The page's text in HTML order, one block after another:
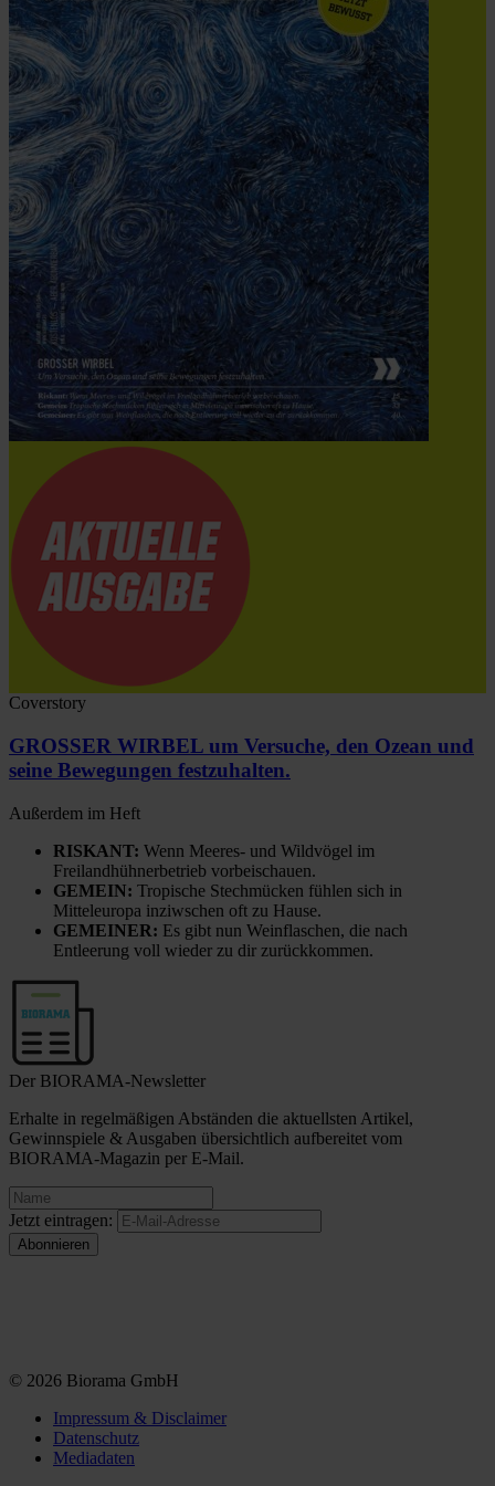
Coverstory
GROSSER WIRBEL um Versuche, den Ozean und
seine Bewegungen festzuhalten.
Außerdem im Heft
RISKANT: Wenn Meeres- und Wildvögel im
Freilandhühnerbetrieb vorbeischauen.
GEMEIN: Tropische Stechmücken fühlen sich in
Mitteleuropa inziwschen oft zu Hause.
GEMEINER: Es gibt nun Weinflaschen, die nach
Entleerung voll wieder zu dir zurückkommen.
Der BIORAMA-Newsletter
Erhalte in regelmäßigen Abständen die aktuellsten Artikel,
Gewinnspiele & Ausgaben übersichtlich aufbereitet vom
BIORAMA-Magazin per E-Mail.
Jetzt eintragen:
© 2026 Biorama GmbH
Impressum & Disclaimer
Datenschutz
Mediadaten